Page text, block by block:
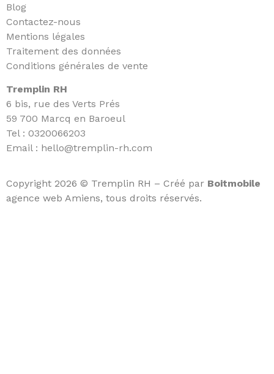
Blog
Contactez-nous
Mentions légales
Traitement des données
Conditions générales de vente
Tremplin RH
6 bis, rue des Verts Prés
59 700 Marcq en Baroeul
Tel : 0320066203
Email : hello@tremplin-rh.com
Copyright 2026 © Tremplin RH – Créé par Boitmobile
agence web Amiens, tous droits réservés.